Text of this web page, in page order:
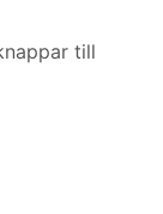
till